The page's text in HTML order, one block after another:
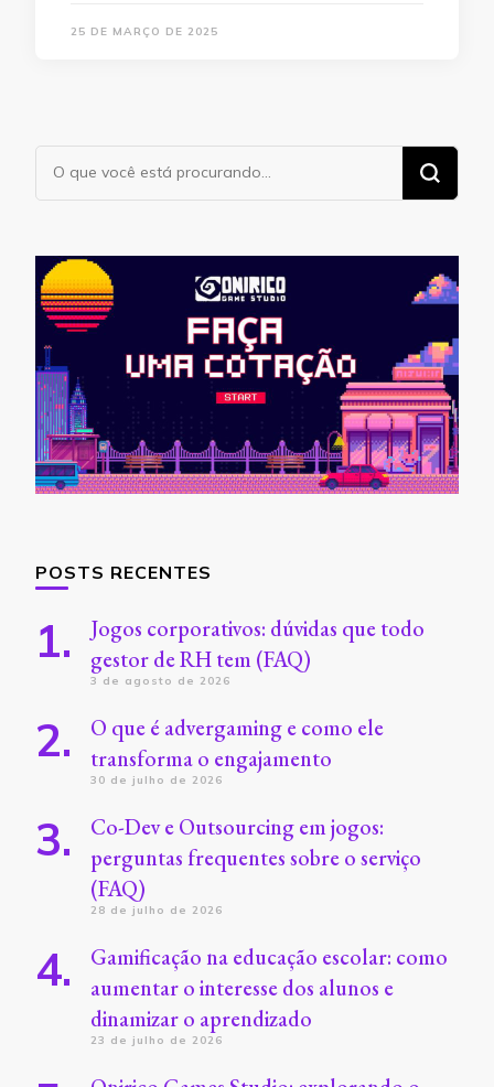
25 DE MARÇO DE 2025
Procurando
algo?
POSTS RECENTES
Jogos corporativos: dúvidas que todo
gestor de RH tem (FAQ)
3 de agosto de 2026
O que é advergaming e como ele
transforma o engajamento
30 de julho de 2026
Co-Dev e Outsourcing em jogos:
perguntas frequentes sobre o serviço
(FAQ)
28 de julho de 2026
Gamificação na educação escolar: como
aumentar o interesse dos alunos e
dinamizar o aprendizado
23 de julho de 2026